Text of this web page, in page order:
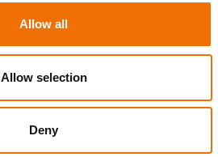
Allow all
Allow selection
Deny
研究与开发
销售与市场营销
专业教育
开发流程
虚拟模拟